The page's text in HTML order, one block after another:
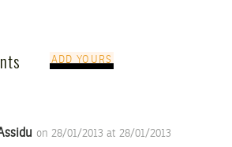
ADD YOURS
on 28/01/2013 at 28/01/2013